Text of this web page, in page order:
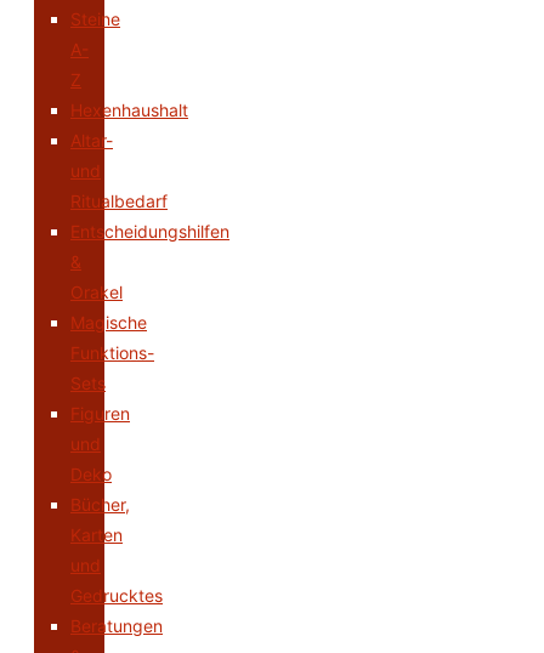
Steine
A-
Z
Hexenhaushalt
Altar-
und
Ritualbedarf
Entscheidungshilfen
&
Orakel
Magische
Funktions-
Sets
Figuren
und
Deko
Bücher,
Karten
und
Gedrucktes
Beratungen